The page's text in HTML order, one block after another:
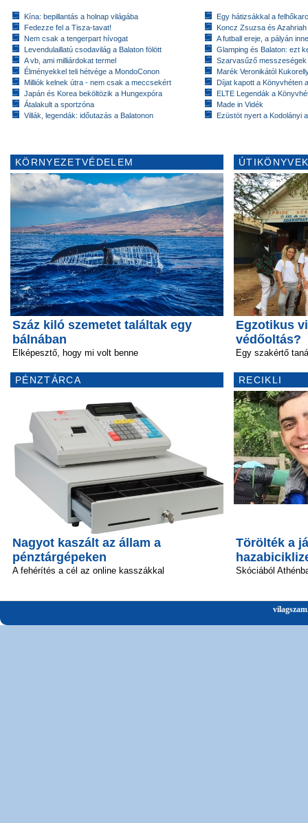
Kína: bepillantás a holnap világába
Fedezze fel a Tisza-tavat!
Nem csak a tengerpart hívogat
Levendulaillatú csodavilág a Balaton fölött
A vb, ami milliárdokat termel
Élményekkel teli hétvége a MondoConon
Milliók kelnek útra - nem csak a meccsekért
Japán és Korea beköltözik a Hungexpóra
Átalakult a sportzóna
Villák, legendák: időutazás a Balatonon
Egy hátizsákkal a
Koncz Zsuzsa és
A futball ereje, a pályán
Glamping és Balaton: ezt
Szarvasűző messzeségek
Marék Veronikától
Díjat kapott a Könyvhéten
ELTE Legendák a
Made in Vidék
Ezüstöt nyert a Kodolányi
KÖRNYEZETVÉDELEM
Száz kiló szemetet találtak egy
bálnában
Elképesztő, hogy mi volt benne
PÉNZTÁRCA
Nagyot kaszált az állam a
pénztárgépeken
A fehérítés a cél az online kasszákkal
Egzotikus
védőoltás?
Egy szakértő
RECIKLI
Törölték a
Skóciából